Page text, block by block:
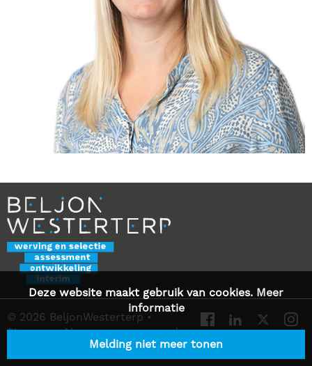
Deze website maakt gebruik van cookies. Meer
informatie
Melding niet meer tonen
© 2026 BeljonWesterterp •
Sitemap• Algemene voorwaarden
Privacy Statement• Contact